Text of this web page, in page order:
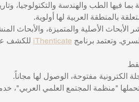
بما فيها الطب والهندسة والتكنولوجيا،
بالمنطقة العربية لها أولوية.
الأصلية والمتميزة، والأبحاث
وتعتمد برنامج iThenticate للكشف
الكترونية مفتوحة، الوصول لها مجاناً.
"منظمة المجتمع العلمي العربي"،